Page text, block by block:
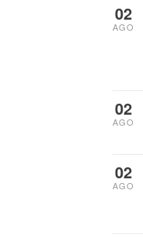
02
AGO
02
AGO
02
AGO